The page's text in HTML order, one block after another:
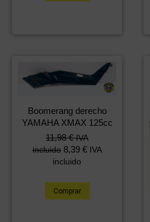
Boomerang derecho
YAMAHA XMAX 125cc
11,98€ IVA
incluido 8,39 € IVA
incluido
Comprar